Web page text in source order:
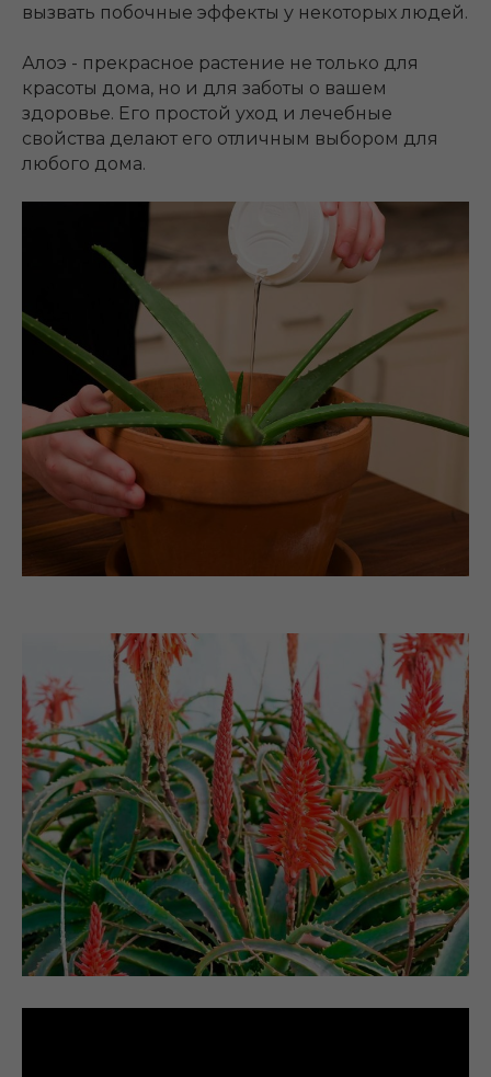
вызвать побочные эффекты у некоторых людей.
Алоэ - прекрасное растение не только для
красоты дома, но и для заботы о вашем
здоровье. Его простой уход и лечебные
свойства делают его отличным выбором для
любого дома.